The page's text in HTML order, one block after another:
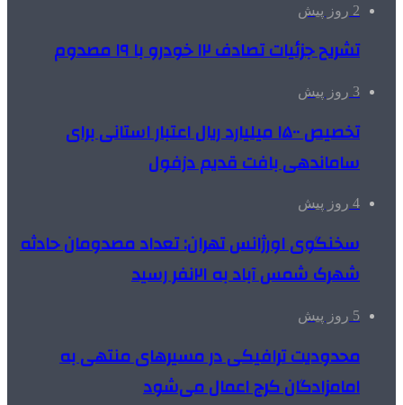
2 روز پیش
تشریح جزئیات تصادف ۱۲ خودرو با ۱۹ مصدوم
3 روز پیش
تخصیص ۱۵۰۰ میلیارد ریال اعتبار استانی برای
ساماندهی بافت قدیم دزفول
4 روز پیش
سخنگوی اورژانس تهران: تعداد مصدومان حادثه
شهرک شمس آباد به ۲۱نفر رسید
5 روز پیش
محدودیت ترافیکی در مسیرهای منتهی به
امامزادگان کرج اعمال می‌شود